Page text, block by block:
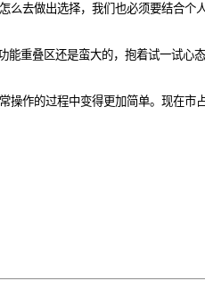
去做出选择，我们也必须要结合
重叠区还是蛮大的，抱着试一试心
操作的过程中变得更加简单。现在市